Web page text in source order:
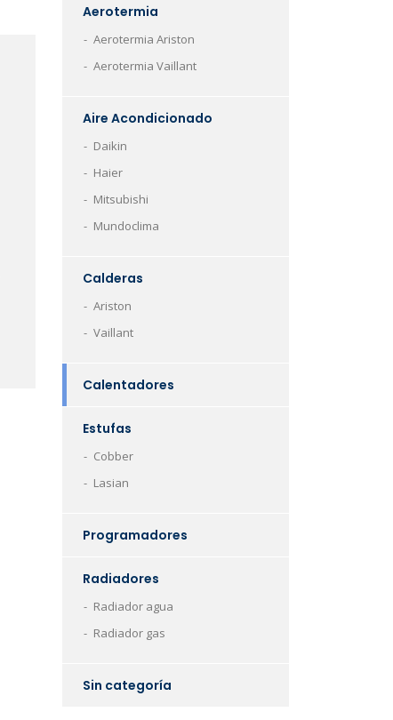
Aerotermia
Aerotermia Ariston
Aerotermia Vaillant
Aire Acondicionado
Daikin
Haier
Mitsubishi
Mundoclima
Calderas
Ariston
Vaillant
Calentadores
Estufas
Cobber
Lasian
Programadores
Radiadores
Radiador agua
Radiador gas
Sin categoría